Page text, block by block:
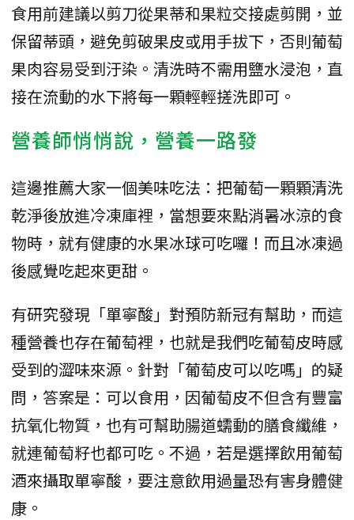
食用前建議以剪刀從果蒂和果粒交接處剪開，並
保留蒂頭，避免剪破果皮或用手拔下，否則葡萄
果肉容易受到汙染。清洗時不需用鹽水浸泡，直
接在流動的水下將每一顆輕輕搓洗即可。
營養師悄悄說，營養一路發
這邊推薦大家一個美味吃法：把葡萄一顆顆清洗
乾淨後放進冷凍庫裡，當想要來點消暑冰涼的食
物時，就有健康的水果冰球可吃囉！而且冰凍過
後感覺吃起來更甜。
有研究發現「單寧酸」對預防新冠有幫助，而這
種營養也存在葡萄裡，也就是我們吃葡萄皮時感
受到的澀味來源。針對「葡萄皮可以吃嗎」的疑
問，答案是：可以食用，因葡萄皮不但含有豐富
抗氧化物質，也有可幫助腸道蠕動的膳食纖維，
就連葡萄籽也都可吃。不過，若是選擇飲用葡萄
酒來攝取單寧酸，要注意飲用過量恐有害身體健
康。